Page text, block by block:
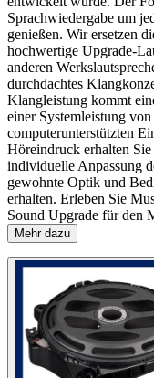
Sprachwiedergabe um
genießen. Wir ersetzen
hochwertige Upgrade-
anderen
durchdachtes
Klangleistung kommt
einer Systemleistung
computerunterstützten
Höreindruck erhalten
individuelle Anpassung
gewohnte Optik und
erhalten. Erleben Sie
Sound Upgrade für den
Mehr dazu